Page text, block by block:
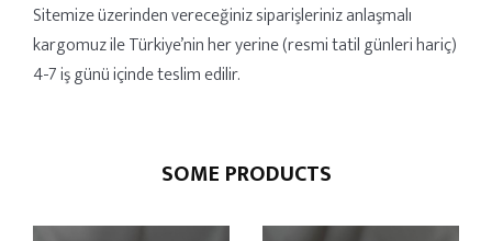
Sitemize üzerinden vereceğiniz siparişleriniz anlaşmalı
kargomuz ile Türkiye’nin her yerine (resmi tatil günleri hariç)
4-7 iş günü içinde teslim edilir.
SOME PRODUCTS